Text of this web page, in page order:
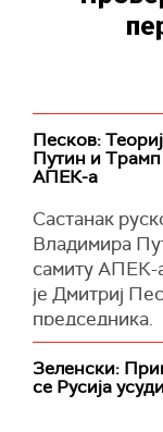
Песков:
Путин и Трамп
АПЕК-а
Састанак
Владимира
самиту АПЕК-
је Дмитриј
председника.
"Теоретски,
састанци са
Зато су ови
Зеленски:
се Русија